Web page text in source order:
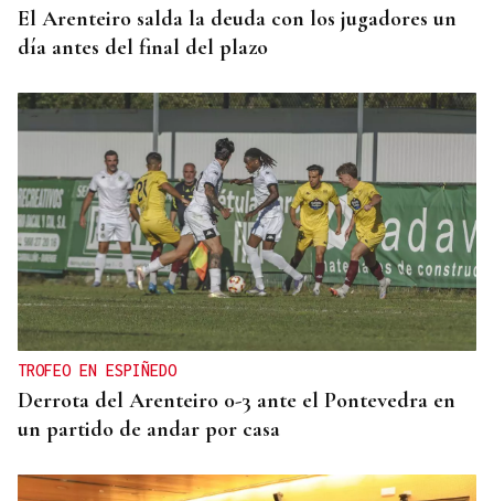
El Arenteiro salda la deuda con los jugadores un
día antes del final del plazo
TROFEO EN ESPIÑEDO
Derrota del Arenteiro 0-3 ante el Pontevedra en
un partido de andar por casa